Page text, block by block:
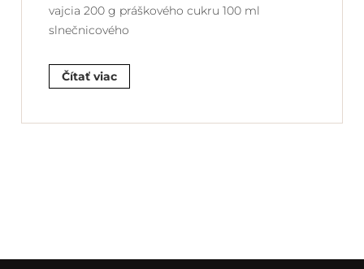
vajcia 200 g práškového cukru 100 ml
slnečnicového
Čítať viac